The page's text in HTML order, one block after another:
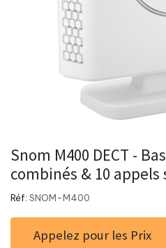
Snom M400 DECT -
combinés & 10
Réf: SNOM-M400
Appelez pour les Prix